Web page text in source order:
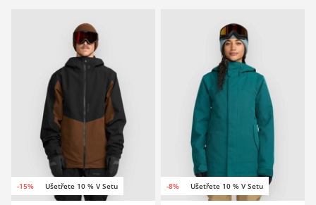
-15% Ušetřete 10 % V Setu -8% Ušetřete 10 % V Setu